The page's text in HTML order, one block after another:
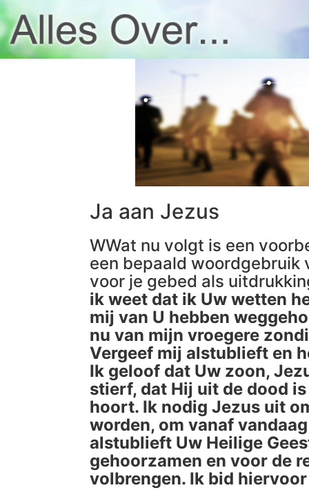
Ja aan Jezus
WWat nu volgt is een
een bepaald woordgebruik
voor je gebed als
ik weet dat ik Uw wetten
mij van U hebben
nu van mijn vroegere
Vergeef mij alstublieft en
Ik geloof dat Uw zoon,
stierf, dat Hij uit de dood
hoort. Ik nodig Jezus uit
worden, om vanaf
alstublieft Uw Heilige
gehoorzamen en voor de
volbrengen. Ik bid